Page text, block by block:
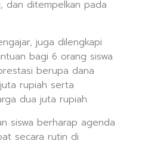
dan ditempelkan pada
juga dilengkapi
bagi 6 orang siswa
berupa dana
rupiah serta
dua juta rupiah.
siswa berharap agenda
secara rutin di